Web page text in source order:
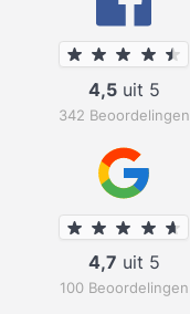
4,5uit 5
342 Beoordelingen
4,7 uit 5
100 Beoordelingen